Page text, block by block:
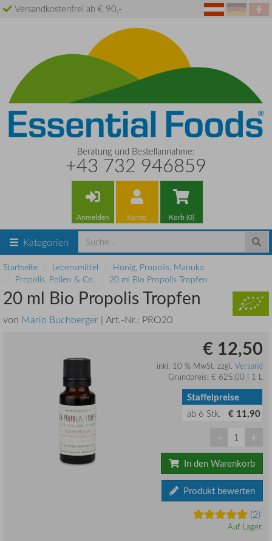
Versandkostenfrei ab € 90,-
Beratung und Bestellannahme:
+43 732 946859
Anmelden Konto Korb (0)
Kategorien
Startseite Lebensmittel
Honig, Propolis, Manuka
Propolis, Pollen & Co.
20 ml Bio Propolis Tropfen
20 ml Bio Propolis Tropfen
von Mario Buchberger | Art.-Nr.: PRO20
€ 12,50
inkl. 10 % MwSt. zzgl. Versand
Grundpreis: € 625,00 | 1 L
Staffelpreise
ab 6 Stk. € 11,90
- +
In den Warenkorb
Produkt bewerten
(2)
Auf Lager.